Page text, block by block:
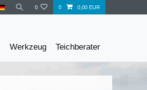
0 0 0,00 EUR
Werkzeug Teichberater